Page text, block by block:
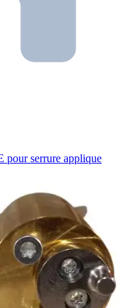
serrure applique